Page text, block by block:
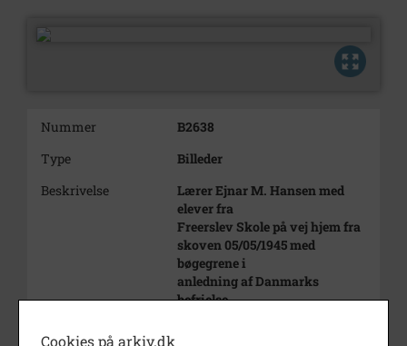
Nummer
B2638
Type
Billeder
Beskrivelse
Lærer Ejnar M. Hansen med
elever fra
Freerslev Skole på vej hjem fra
skoven 05/05/1945 med
bøgegrene i
anledning af Danmarks
befrielse.
Cookies på arkiv.dk